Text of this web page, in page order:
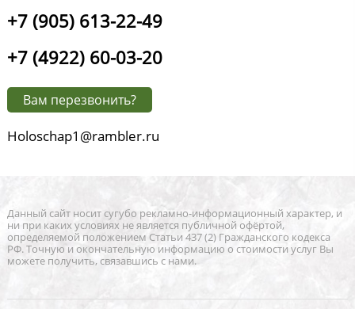
+7 (905) 613-22-49
+7 (4922) 60-03-20
Вам перезвонить?
Holoschap1@rambler.ru
Данный сайт носит сугубо рекламно-информационный характер, и
ни при каких условиях не является публичной офёртой,
определяемой положением Статьи 437 (2) Гражданского кодекса
РФ. Точную и окончательную информацию о стоимости услуг Вы
можете получить, связавшись с нами.